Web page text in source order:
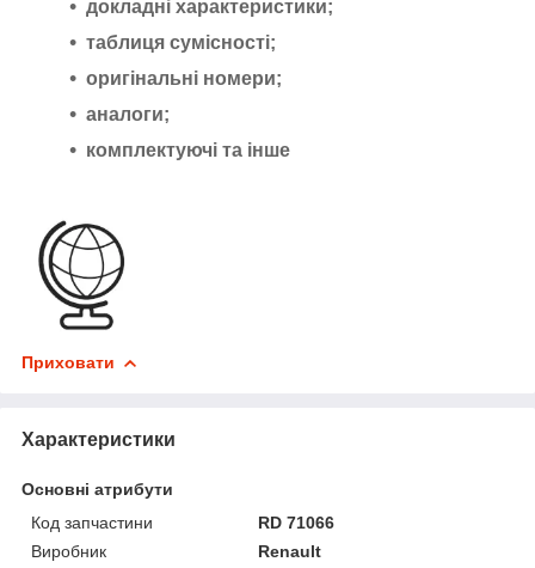
докладні характеристики;
таблиця сумісності;
оригінальні номери;
аналоги;
комплектуючі та інше
Приховати
Характеристики
Основні атрибути
Код запчастини
RD 71066
Виробник
Renault